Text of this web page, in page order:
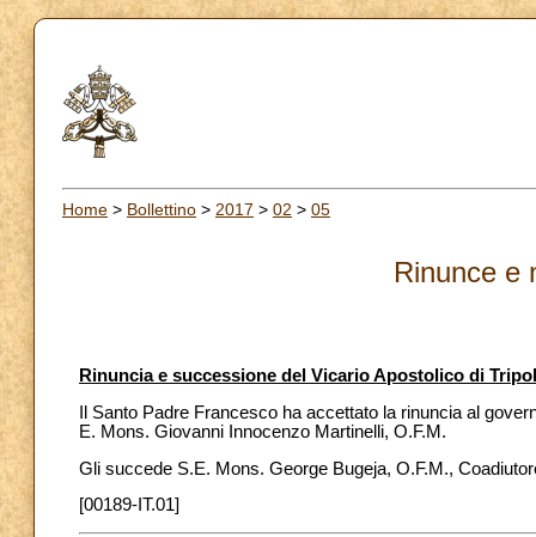
Home > Bollettino > 2017 > 02 > 05
Rinunce e
Rinuncia e successione del Vicario Apostolico di
Il Santo Padre Francesco ha accettato la rinuncia al
E. Mons. Giovanni Innocenzo Martinelli, O.F.M.
Gli succede S.E. Mons. George Bugeja, O.F.M.,
[00189-IT.01]